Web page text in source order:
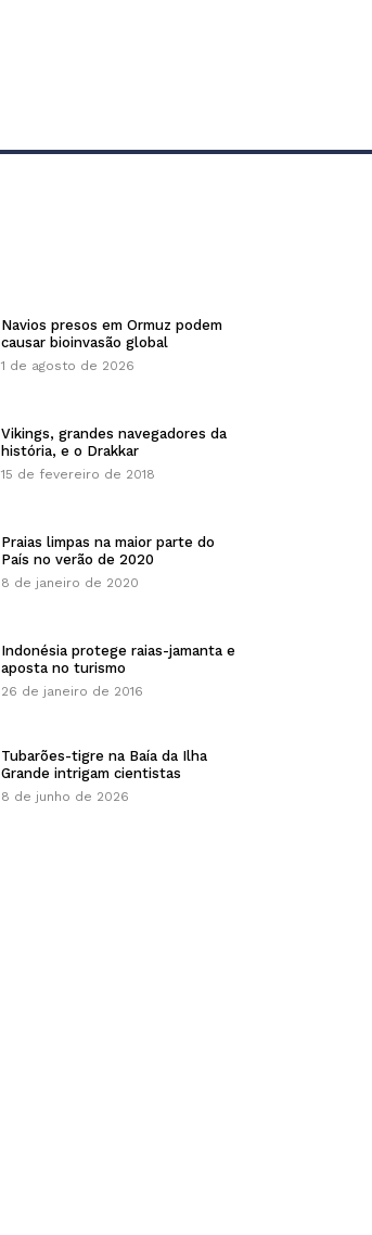
Navios presos em Ormuz podem
causar bioinvasão global
1 de agosto de 2026
Vikings, grandes navegadores da
história, e o Drakkar
15 de fevereiro de 2018
Praias limpas na maior parte do
País no verão de 2020
8 de janeiro de 2020
Indonésia protege raias-jamanta e
aposta no turismo
26 de janeiro de 2016
Tubarões-tigre na Baía da Ilha
Grande intrigam cientistas
8 de junho de 2026